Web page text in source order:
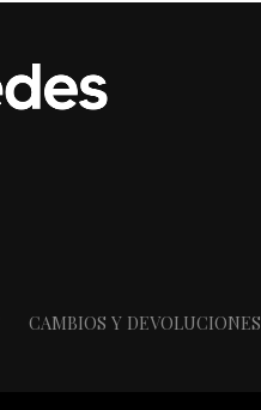
CAMBIOS Y DEVOLUCIONES